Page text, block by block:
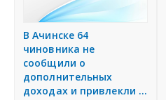
В Ачинске 64
чиновника не
сообщили о
дополнительных
доходах и привлекли ...